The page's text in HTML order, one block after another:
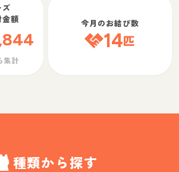
額
集計
今月のお結び数
14匹
種類から探す